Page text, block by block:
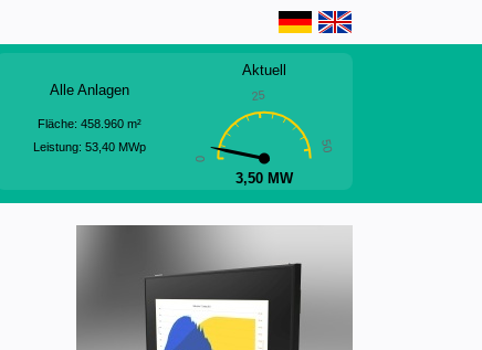
Alle Anlagen
Fläche: 458.960m²
Leistung: 53,40MWp
Aktuell
0
25
50
3,50 MW